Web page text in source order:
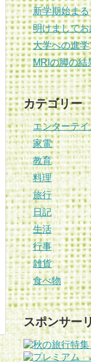
新学期始まる
明けまして
大学への進学
MRIの脚の結
カテゴリー
エンターテイ
家電
教育
料理
旅行
日記
生活
行事
雑貨
食べ物
スポンサー